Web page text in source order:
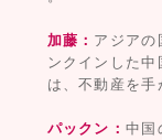
加藤： アジアの
ンクインした
は、不動産を手
パックン：中国